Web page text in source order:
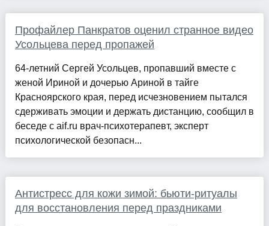
Профайлер Панкратов оценил странное видео
Усольцева перед пропажей
64-летний Сергей Усольцев, пропавший вместе с
женой Ириной и дочерью Ариной в тайге
Красноярского края, перед исчезновением пытался
сдерживать эмоции и держать дистанцию, сообщил в
беседе с aif.ru врач-психотерапевт, эксперт
психологической безопасн...
Антистресс для кожи зимой: бьюти-ритуалы
для восстановления перед праздниками